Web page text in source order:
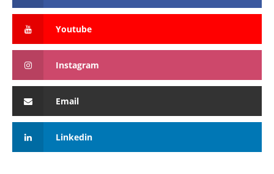
Youtube
Instagram
Email
Linkedin